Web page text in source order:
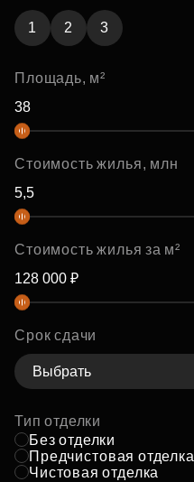
1 2 3
Площадь, м²
Стоимость жилья, млн
Стоимость жилья за м²
Срок сдачи
Выбрать
Тип отделки
Без отделки
Предчистовая отделка
Чистовая отделка